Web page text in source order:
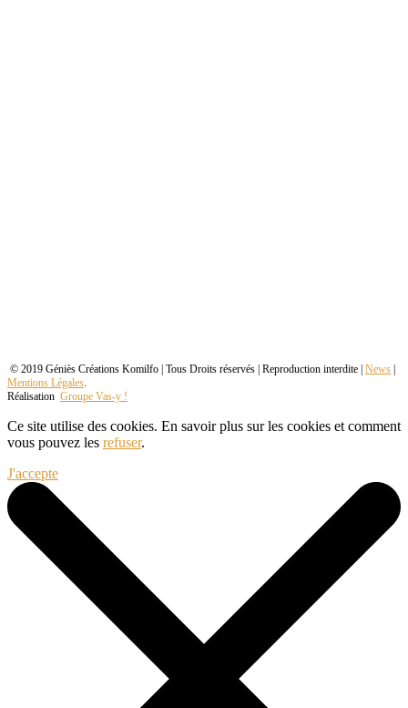
© 2019 Géniès Créations Komilfo | Tous Droits réservés | Reproduction interdite | News |
Mentions Légales
Réalisation Groupe Vas-y !
Ce site utilise des cookies. En savoir plus sur les cookies et comment
vous pouvez les refuser.
J'accepte